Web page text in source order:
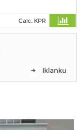
Calc. KPR
Iklanku